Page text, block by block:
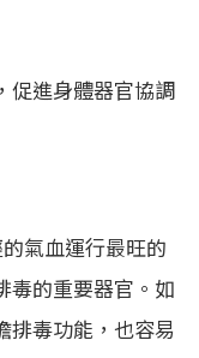
促進身體器官協調
氣血運行最旺的
毒的重要器官。如
排毒功能，也容易